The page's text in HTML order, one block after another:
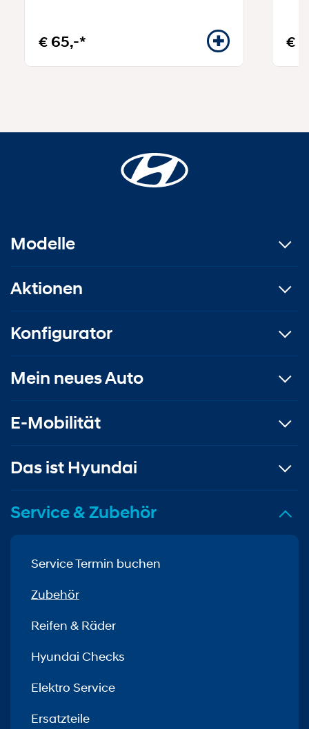
€ 65,-* €
Modelle
Aktionen
Konfigurator
Mein neues Auto
E-Mobilität
Das ist Hyundai
Service & Zubehör
Service Termin buchen
Zubehör
Reifen & Räder
Hyundai Checks
Elektro Service
Ersatzteile